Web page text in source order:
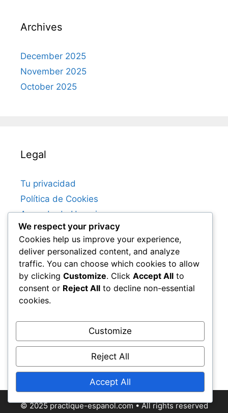
Archives
December 2025
November 2025
October 2025
Legal
Tu privacidad
Política de Cookies
Acuerdo de Usuario
Contactar
Quiénes Somos
Language
Search
for:
© 2025 practique-espanol.com • All rights reserved
We respect your privacy
Cookies help us improve your experience,
deliver personalized content, and analyze
traffic. You can choose which cookies to allow
by clicking Customize. Click Accept All to
consent or Reject All to decline non-essential
cookies.
Customize
Reject All
Accept All